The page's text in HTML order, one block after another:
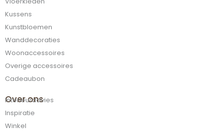
Kussens
Kunstbloemen
Wanddecoraties
Woonaccessoires
Overige accessoires
Cadeaubon
Over ons
Interieuradvies
Inspiratie
Winkel